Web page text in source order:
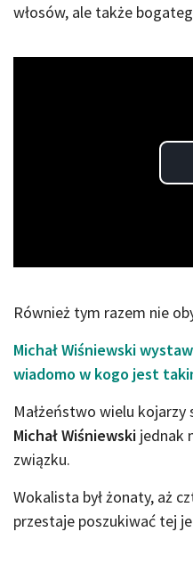
włosów, ale także
Również tym razem nie
Michał Wiśniewski
wiadomo w kogo jest
Małżeństwo wielu kojarzy
Michał Wiśniewski jednak
związku.
Wokalista był żonaty, aż
przestaje poszukiwać tej